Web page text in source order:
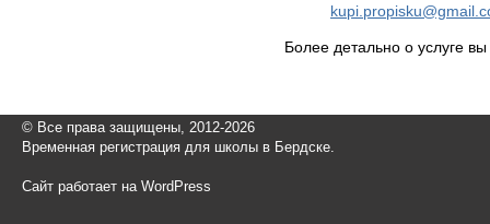
Более детально о услуге
© Все права защищены, 2012-2026
Временная регистрация для школы в Бердске.
Сайт работает на WordPress